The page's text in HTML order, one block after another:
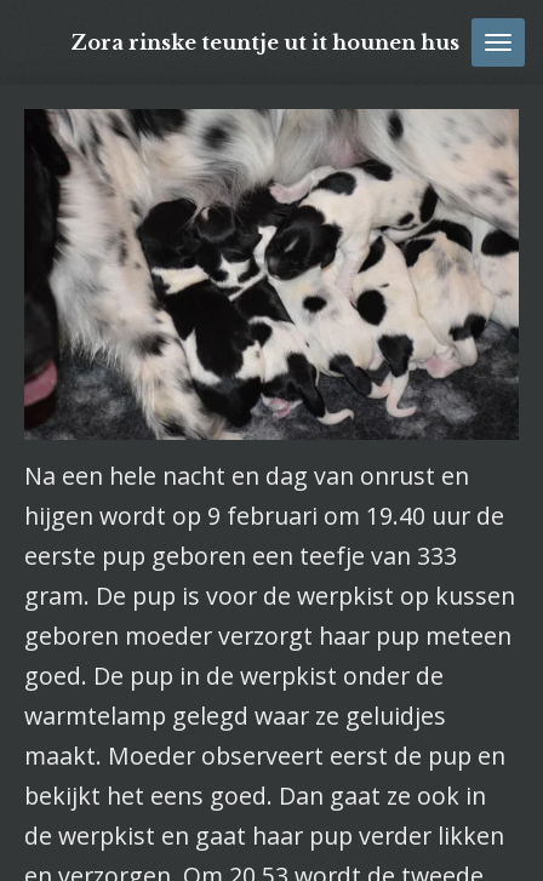
hoofdinhoud
Zora rinske teuntje ut it hounen hus
Na een hele nacht en dag van onrust en
hijgen wordt op 9 februari om 19.40 uur de
eerste pup geboren een teefje van 333
gram. De pup is voor de werpkist op kussen
geboren moeder verzorgt haar pup meteen
goed. De pup in de werpkist onder de
warmtelamp gelegd waar ze geluidjes
maakt. Moeder observeert eerst de pup en
bekijkt het eens goed. Dan gaat ze ook in
de werpkist en gaat haar pup verder likken